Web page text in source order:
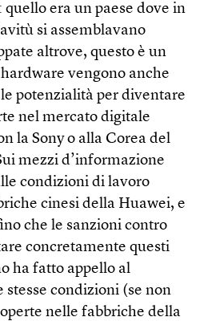
era un paese dove in
si assemblavano
altrove, questo è un
vengono anche
potenzialità per diventare
nel mercato digitale
la Sony o alla Corea del
mezzi d’informazione
condizioni di lavoro
cinesi della Huawei, e
che le sanzioni contro
concretamente questi
ha fatto appello al
stesse condizioni (se non
nelle fabbriche della